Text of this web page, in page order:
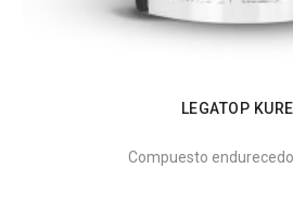
LEGATOP
Compuesto